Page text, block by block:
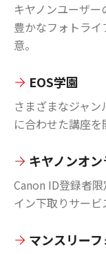
キヤノンユーザ
豊かなフォトラ
意。
EOS学園
さまざまなジャ
に合わせた講座を
キヤノンオ
Canon ID登録者
イン下取りサービ
マンスリー